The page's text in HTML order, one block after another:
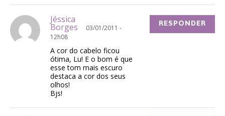
Jéssica
Borges
03/01/2011 -
12h08
A cor do cabelo ficou
ótima, Lu! E o bom é que
esse tom mais escuro
destaca a cor dos seus
olhos!
Bjs!
RESPONDER